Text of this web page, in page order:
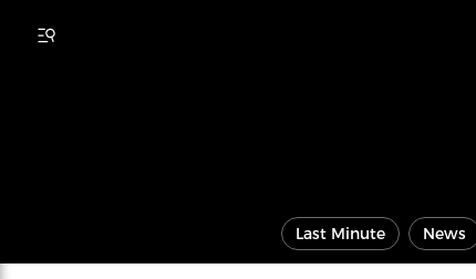
Last Minute News